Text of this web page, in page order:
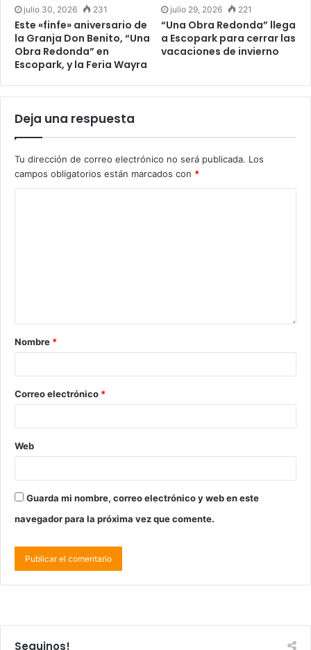
julio 30, 2026 231
Este «finfe» aniversario de
la Granja Don Benito, “Una
Obra Redonda” en
Escopark, y la Feria Wayra
julio 29, 2026 221
“Una Obra Redonda” llega
a Escopark para cerrar las
vacaciones de invierno
Deja una respuesta
Tu dirección de correo electrónico no será publicada. Los
campos obligatorios están marcados con *
Nombre *
Correo electrónico *
Web
Guarda mi nombre, correo electrónico y web en este
navegador para la próxima vez que comente.
Seguinos!